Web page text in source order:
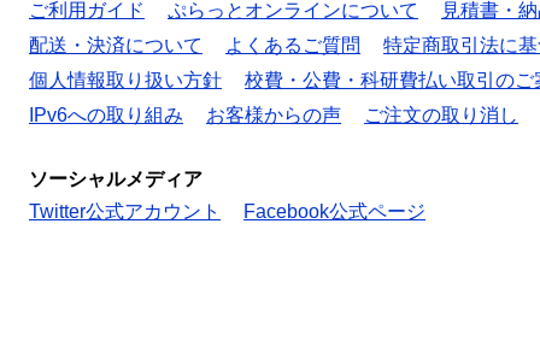
ご利用ガイド ぷらっとオンラインについて
見積書・
配送・決済について
よくあるご質問
特定商取引法に
個人情報取り扱い方針
校費・公費・科研費払い取引のご
IPv6への取り組み
お客様からの声 ご注文の取り消し
ソーシャルメディア
Twitter公式アカウント
Facebook公式ページ